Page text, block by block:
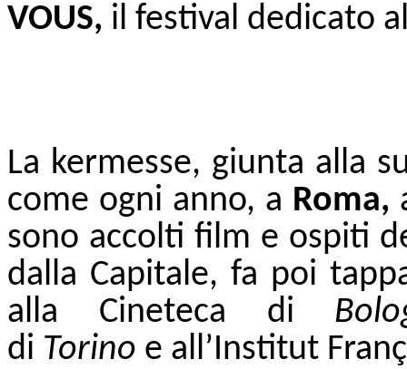
VOUS, il festival dedicato
La kermesse, giunta alla
come ogni anno, a Roma,
sono accolti film e ospiti
dalla Capitale, fa poi
alla Cineteca di
di Torino e all’Institut